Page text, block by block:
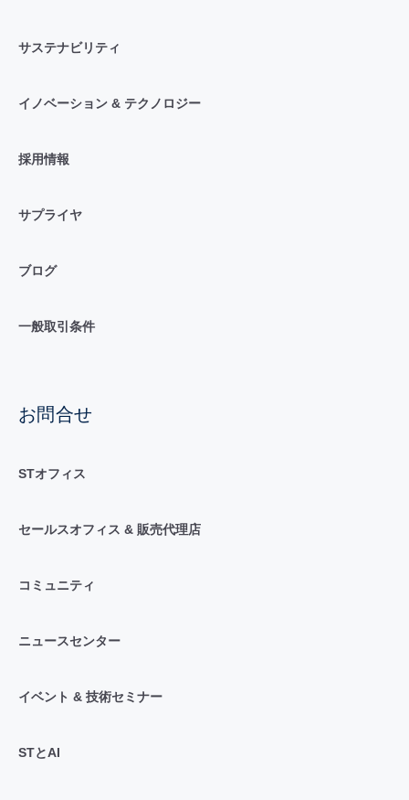
サステナビリティ
イノベーション & テクノロジー
採用情報
サプライヤ
ブログ
一般取引条件
お問合せ
STオフィス
セールスオフィス & 販売代理店
コミュニティ
ニュースセンター
イベント & 技術セミナー
STとAI